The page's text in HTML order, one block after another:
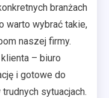
branżach
warto wybrać takie,
naszej firmy.
– biuro
i gotowe do
sytuacjach.